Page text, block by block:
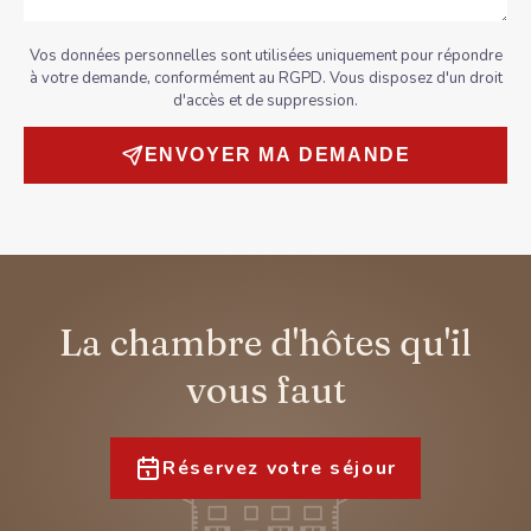
Vos données personnelles sont utilisées uniquement pour répondre
à votre demande, conformément au RGPD. Vous disposez d'un droit
d'accès et de suppression.
ENVOYER MA DEMANDE
La chambre d'hôtes qu'il
vous faut
Réservez votre séjour